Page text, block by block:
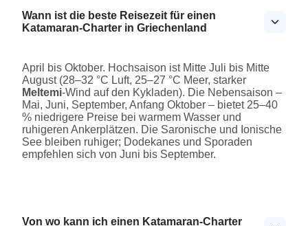
Wann ist die beste Reisezeit für einen
Katamaran-Charter in Griechenland
April bis Oktober. Hochsaison ist Mitte Juli bis Mitte
August (28–32 °C Luft, 25–27 °C Meer, starker
Meltemi-Wind auf den Kykladen). Die Nebensaison –
Mai, Juni, September, Anfang Oktober – bietet 25–40
% niedrigere Preise bei warmem Wasser und
ruhigeren Ankerplätzen. Die Saronische und Ionische
See bleiben ruhiger; Dodekanes und Sporaden
empfehlen sich von Juni bis September.
Von wo kann ich einen Katamaran-Charter